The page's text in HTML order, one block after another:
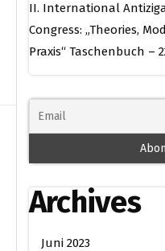
II. International
Congress: „Theories,
Praxis“ Taschenbuch –
Archives
Juni 2023